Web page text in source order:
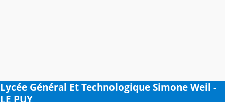
Lycée Général Et Technologique Simone Weil -
LE PUY